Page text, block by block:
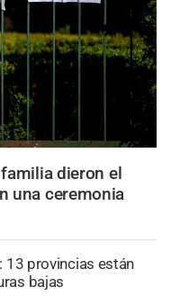
dieron el
una ceremonia
13 provincias están
bajas